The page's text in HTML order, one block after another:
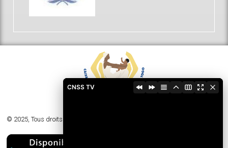
© 2025, Tous droits réservés - Caisse Nationale de Sécurité Sociale du Togo
CNSS TV